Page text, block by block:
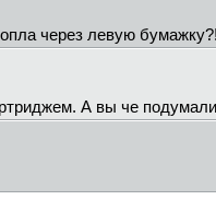
через левую
А вы че